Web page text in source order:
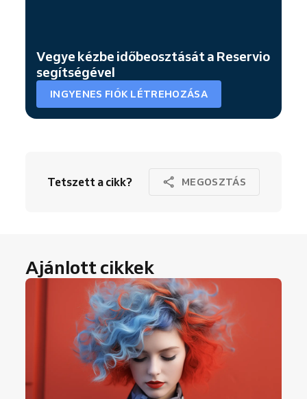
Vegye kézbe időbeosztását a Reservio
segítségével
INGYENES FIÓK LÉTREHOZÁSA
Tetszett a cikk? MEGOSZTÁS
Ajánlott cikkek